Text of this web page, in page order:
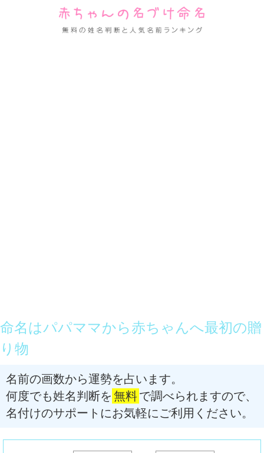
命名はパパママから赤ちゃんへ最初の贈
り物
名前の画数から運勢を占います。
何度でも姓名判断を 無料で調べられますので、
名付けのサポートにお気軽にご利用ください。